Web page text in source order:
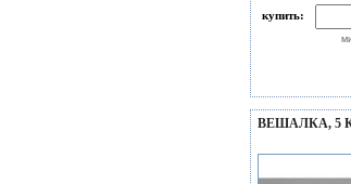
купить:
ВЕШАЛКА, 5